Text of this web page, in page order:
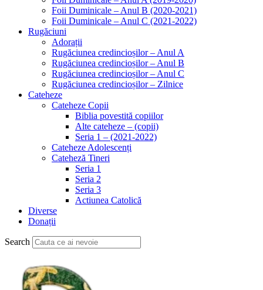
Foii Duminicale – Anul B (2020-2021)
Foii Duminicale – Anul C (2021-2022)
Rugăciuni
Adorații
Rugăciunea credincioșilor – Anul A
Rugăciunea credincioșilor – Anul B
Rugăciunea credincioșilor – Anul C
Rugăciunea credincioșilor – Zilnice
Cateheze
Cateheze Copii
Biblia povestită copiilor
Alte cateheze – (copii)
Seria 1 – (2021-2022)
Cateheze Adolescenți
Cateheză Tineri
Seria 1
Seria 2
Seria 3
Actiunea Catolică
Diverse
Donații
Search